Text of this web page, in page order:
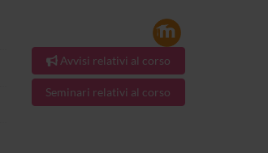
Avvisi relativi al corso
Seminari relativi al corso